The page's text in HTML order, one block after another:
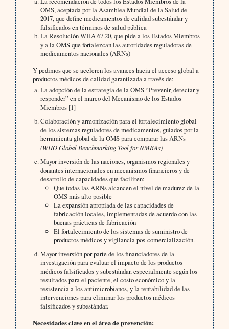
OMS, aceptada por la Asamblea Mundial de la Salud de
2017, que define medicamentos de calidad subestándar y
falsificados en términos de salud pública
La Resolución WHA 67.20, que pide a los Estados Miembros
y a la OMS que fortalezcan las autoridades reguladoras de
medicamentos nacionales (ARNs)
Y pedimos que se aceleren los avances hacia el acceso global a
productos médicos de calidad garantizada a través de:
La adopción de la estrategia de la OMS “Prevenir, detectar y
responder” en el marco del Mecanismo de los Estados
Miembros [1]
Colaboración y armonización para el fortalecimiento global
de los sistemas reguladores de medicamentos, guiados por la
herramienta global de la OMS para comparar las ARNs
(WHO Global Benchmarking Tool for NMRAs)
Mayor inversión de las naciones, organismos regionales y
donantes internacionales en mecanismos financieros y de
desarrollo de capacidades que faciliten:
Que todas las ARNs alcancen el nivel de madurez de la
OMS más alto posible
La expansión apropiada de las capacidades de
fabricación locales, implementadas de acuerdo con las
buenas prácticas de fabricación
El fortalecimiento de los sistemas de suministro de
productos médicos y vigilancia pos-comercialización.
Mayor inversión por parte de los financiadores de la
investigación para evaluar el impacto de los productos
médicos falsificados y subestándar, especialmente según los
resultados para el paciente, el costo económico y la
resistencia a los antimicrobianos, y la rentabilidad de las
intervenciones para eliminar los productos médicos
falsificados y subestándar.
Necesidades clave en el área de prevención: